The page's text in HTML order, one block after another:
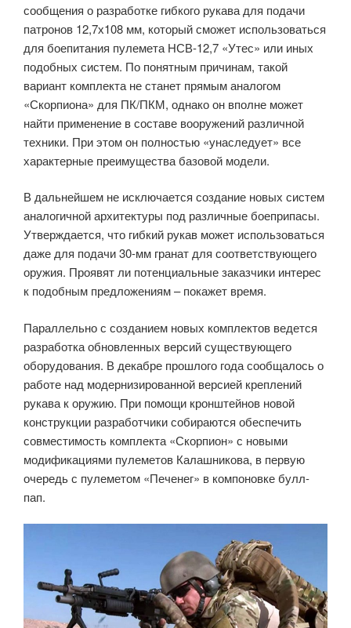
сообщения о разработке гибкого рукава для подачи
патронов 12,7х108 мм, который сможет использоваться
для боепитания пулемета НСВ-12,7 «Утес» или иных
подобных систем. По понятным причинам, такой
вариант комплекта не станет прямым аналогом
«Скорпиона» для ПК/ПКМ, однако он вполне может
найти применение в составе вооружений различной
техники. При этом он полностью «унаследует» все
характерные преимущества базовой модели.
В дальнейшем не исключается создание новых систем
аналогичной архитектуры под различные боеприпасы.
Утверждается, что гибкий рукав может использоваться
даже для подачи 30-мм гранат для соответствующего
оружия. Проявят ли потенциальные заказчики интерес
к подобным предложениям – покажет время.
Параллельно с созданием новых комплектов ведется
разработка обновленных версий существующего
оборудования. В декабре прошлого года сообщалось о
работе над модернизированной версией креплений
рукава к оружию. При помощи кронштейнов новой
конструкции разработчики собираются обеспечить
совместимость комплекта «Скорпион» с новыми
модификациями пулеметов Калашникова, в первую
очередь с пулеметом «Печенег» в компоновке булл-
пап.